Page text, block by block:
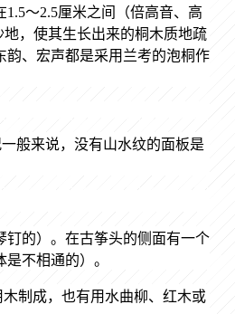
1.5～2.5厘米之间（倍高音、高
，使其生长出来的桐木质地疏
韵、宏声都是采用兰考的泡桐作
般来说，没有山水纹的面板是
钉的）。在古筝头的侧面有一个
不相通的）。
制成，也有用水曲柳、红木或